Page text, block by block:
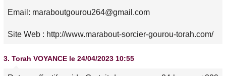
Email: maraboutgourou264@gmail.com
Site Web : http://www.marabout-sorcier-gourou-torah.com/
3. Torah VOYANCE le 24/04/2023 10:55